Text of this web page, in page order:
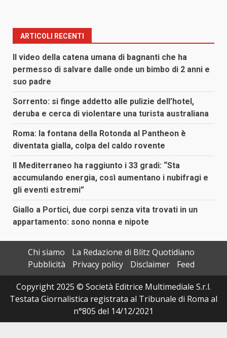
ARTICOLI RECENTI
Il video della catena umana di bagnanti che ha
permesso di salvare dalle onde un bimbo di 2 anni e
suo padre
Sorrento: si finge addetto alle pulizie dell’hotel,
deruba e cerca di violentare una turista australiana
Roma: la fontana della Rotonda al Pantheon è
diventata gialla, colpa del caldo rovente
Il Mediterraneo ha raggiunto i 33 gradi: “Sta
accumulando energia, così aumentano i nubifragi e
gli eventi estremi”
Giallo a Portici, due corpi senza vita trovati in un
appartamento: sono nonna e nipote
Chi siamo
La Redazione di Blitz Quotidiano
Pubblicità
Privacy policy Disclaimer
Feed
Copyright 2025 © Società Editrice Multimediale S.r.l.
Testata Giornalistica registrata al Tribunale di Roma al
n°805 del 14/12/2021